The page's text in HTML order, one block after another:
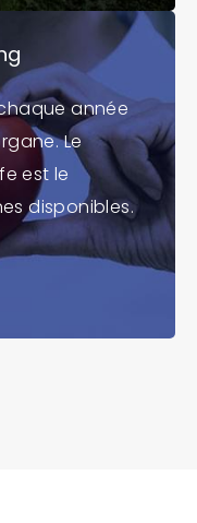
année
Le
est le
disponibles.